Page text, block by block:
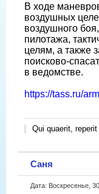
В ходе
воздушных
воздушного
пилотажа,
целям, а также
поисково-
в ведомстве.
https://tass.ru/
Qui quaerit, reperit
Саня
Дата: Воскресенье,